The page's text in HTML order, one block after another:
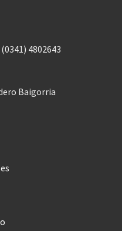
4802643
Baigorria